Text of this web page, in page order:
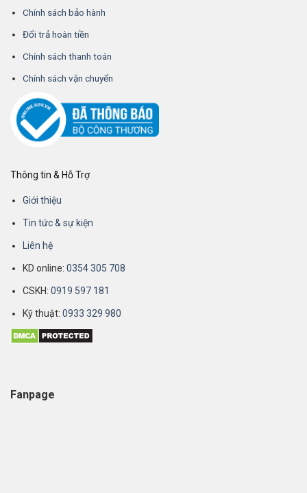
Chính sách bảo hành
Đổi trả hoàn tiền
Chính sách thanh toán
Chính sách vận chuyển
Thông tin & Hỗ Trợ
Giới thiệu
Tin tức & sự kiện
Liên hệ
KD online:0354 305 708
CSKH: 0919 597 181
Kỹ thuật:0933 329 980
Fanpage